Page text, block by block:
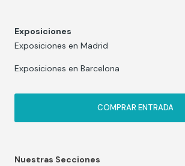
Exposiciones
Exposiciones en Madrid
Exposiciones en Barcelona
COMPRAR ENTRADA
Nuestras Secciones